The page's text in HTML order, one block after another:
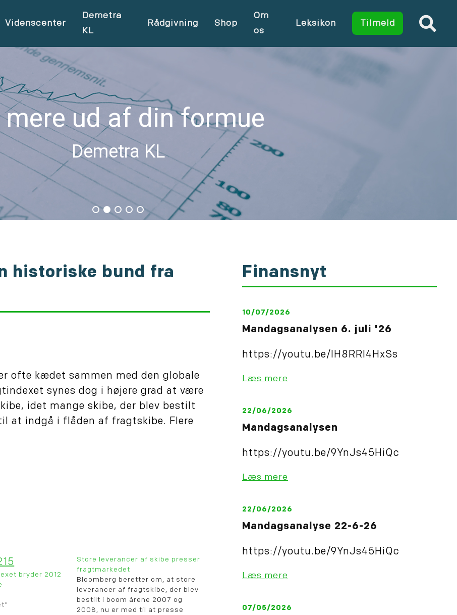
Videnscenter
Demetra
KL
Rådgivning Shop
Om
os
Leksikon Tilmeld
mere ud af din formue
Demetra KL
historiske bund fra
ofte kædet sammen med den globale
synes dog i højere grad at være
idet mange skibe, der blev bestilt
at indgå i flåden af fragtskibe. Flere
bryder 2012
Store leverancer af skibe presser
fragtmarkedet
Bloomberg beretter om, at store
leverancer af fragtskibe, der blev
bestilt i boom årene 2007 og
2008, nu er med til at presse
Finansnyt
10/07/2026
Mandagsanalysen 6. juli '26
https://youtu.be/IH8RRl4HxSs
Læs mere
22/06/2026
Mandagsanalysen
https://youtu.be/9YnJs45HiQc
Læs mere
22/06/2026
Mandagsanalyse 22-6-26
https://youtu.be/9YnJs45HiQc
Læs mere
07/05/2026